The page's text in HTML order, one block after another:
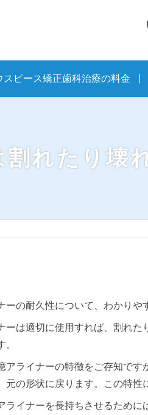
スピース矯正歯科治療の料金
れたり壊
ーの耐久性について、わかりや
ーは適切に使用すれば、割れ
。
アライナーの特徴をご存知です
元の形状に戻ります。この特性
ライナーを長持ちさせるために